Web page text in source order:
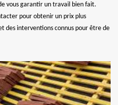
vous garantir un travail bien fait.
pour obtenir un prix plus
des interventions connus pour être de